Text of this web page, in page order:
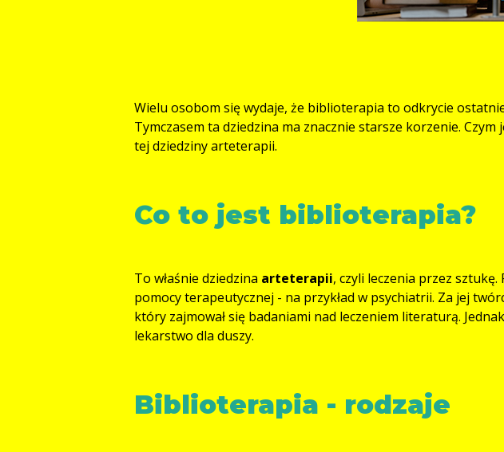
Wielu osobom się wydaje, że biblioterapia to odkrycie
Tymczasem ta dziedzina ma znacznie starsze korzenie.
tej dziedziny arteterapii.
Co to jest biblioterapia?
To właśnie dziedzina arteterapii, czyli leczenia przez
pomocy terapeutycznej - na przykład w psychiatrii. Za jej
który zajmował się badaniami nad leczeniem literaturą.
lekarstwo dla duszy.
Biblioterapia - rodzaje